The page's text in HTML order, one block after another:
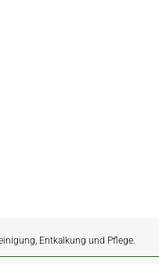
Entkalkung und Pflege.